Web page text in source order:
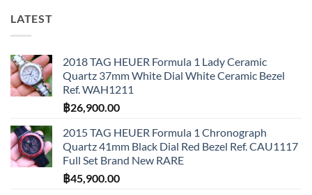
LATEST
2018 TAG HEUER Formula 1 Lady Ceramic
Quartz 37mm White Dial White Ceramic Bezel
Ref. WAH1211
฿26,900.00
2015 TAG HEUER Formula 1 Chronograph
Quartz 41mm Black Dial Red Bezel Ref. CAU1117
Full Set Brand New RARE
฿45,900.00